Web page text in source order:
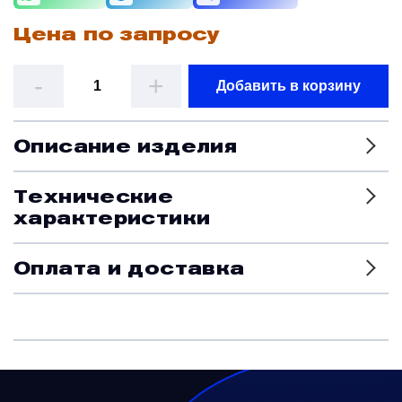
Цена по запросу
- + Добавить в корзину
Описание изделия
Технические
характеристики
Оплата и доставка
Датчики
Модули
Наземное вспомогательное оборудование